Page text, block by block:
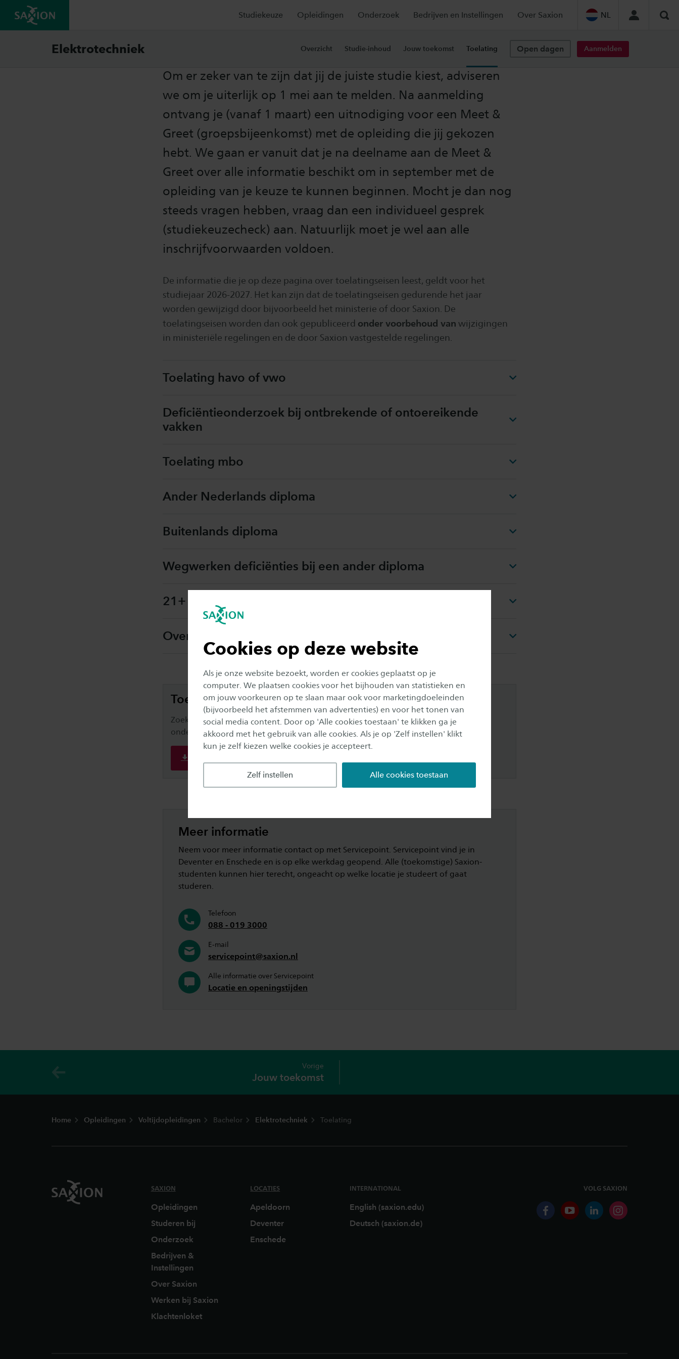
Cookies op deze website
Als je onze website bezoekt, worden er cookies geplaatst op je
computer. We plaatsen cookies voor het bijhouden van statistieken en
om jouw voorkeuren op te slaan maar ook voor marketingdoeleinden
(bijvoorbeeld het afstemmen van advertenties) en voor het tonen van
social media content. Door op 'Alle cookies toestaan' te klikken ga je
akkoord met het gebruik van alle cookies. Als je op 'Zelf instellen' klikt
kun je zelf kiezen welke cookies je accepteert.
Zelf instellen Alle cookies toestaan
Studiekeuze Opleidingen Onderzoek Bedrijven en Instellingen Over Saxion NL
Elektrotechniek Overzicht Studie-inhoud Jouw toekomst Toelating Open dagen Aanmelden
Toelatingseisen 2026-2027
Om er zeker van te zijn dat jij de juiste studie kiest, adviseren
we om je uiterlijk op 1 mei aan te melden. Na aanmelding
ontvang je (vanaf 1 maart) een uitnodiging voor een Meet &
Greet (groepsbijeenkomst) met de opleiding die jij gekozen
hebt. We gaan er vanuit dat je na deelname aan de Meet &
Greet over alle informatie beschikt om in september met de
opleiding van je keuze te kunnen beginnen. Mocht je dan nog
steeds vragen hebben, vraag dan een individueel gesprek
(studiekeuzecheck) aan. Natuurlijk moet je wel aan alle
inschrijfvoorwaarden voldoen.
De informatie die je op deze pagina over toelatingseisen leest, geldt voor het
studiejaar 2026-2027. Het kan zijn dat de toelatingseisen gedurende het jaar
worden gewijzigd door bijvoorbeeld het ministerie of door Saxion. De
toelatingseisen worden dan ook gepubliceerd onder voorbehoud van wijzigingen
in ministeriële regelingen en de door Saxion vastgestelde regelingen.
Toelating havo of vwo
Deficiëntieonderzoek bij ontbrekende of ontoereikende
vakken
Toelating mbo
Ander Nederlands diploma
Buitenlands diploma
Wegwerken deficiënties bij een ander diploma
21+ Onderzoek
Overige toelatingsbepalingen
Toelatingseisen 2025-2026
Zoek je de toelatingseisen voor het lopend studiejaar? Download deze als PDF via de
onderstaande link.
Meer informatie
Neem voor meer informatie contact op met Servicepoint. Servicepoint vind je in
Deventer en Enschede en is op elke werkdag geopend. Alle (toekomstige) Saxion-
studenten kunnen hier terecht, ongeacht op welke locatie je studeert of gaat
studeren.
Telefoon
088 - 019 3000
E-mail
servicepoint@saxion.nl
Alle informatie over Servicepoint
Locatie en openingstijden
Vorige
Jouw toekomst
Home Opleidingen Voltijdopleidingen Bachelor Elektrotechniek Toelating
SAXION
Opleidingen
Studeren bij
Onderzoek
Bedrijven &
Instellingen
Over Saxion
Werken bij Saxion
Klachtenloket
LOCATIES
Apeldoorn
Deventer
Enschede
INTERNATIONAL
English (saxion.edu)
Deutsch (saxion.de)
VOLG SAXION
facebookyoutubelinkedininstagram